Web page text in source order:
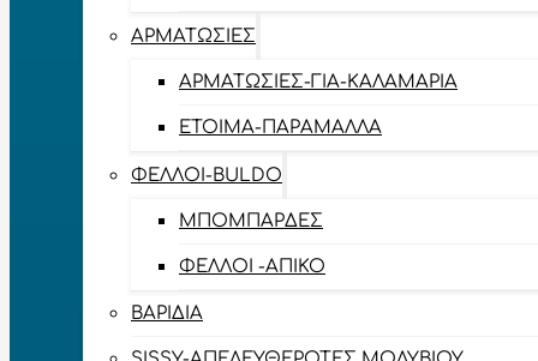
ΑΡΜΑΤΩΣΙΈΣ
ΑΡΜΑΤΩΣΙΈΣ-ΓΙΑ-ΚΑΛΑΜΆΡΙΑ
ΈΤΟΙΜΑ-ΠΑΡΆΜΑΛΛΑ
ΦΕΛΛΟΊ-BULDO
ΜΠΟΜΠΆΡΔΕΣ
ΦΕΛΛΟΊ -ΑΠΊΚΟ
ΒΑΡΊΔΙΑ